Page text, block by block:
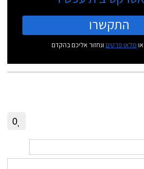
התקשרו
מלאו פרטים ונחזור אליכם בהקדם
0